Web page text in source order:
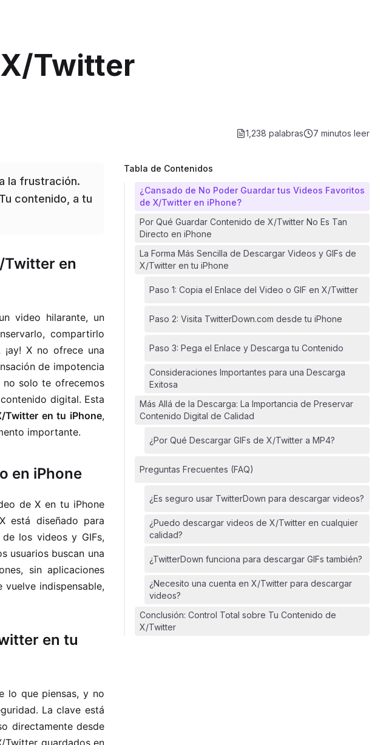
Twitter
1,238 palabras 7 minutos leer
la frustración.
contenido, a tu
Twitter en
video hilarante, un
compartirlo
X no ofrece una
de impotencia
no solo te ofrecemos
digital. Esta
Twitter en tu iPhone,
importante.
en iPhone
de X en tu iPhone
está diseñado para
los videos y GIFs,
usuarios buscan una
sin aplicaciones
vuelve indispensable,
en tu
lo que piensas, y no
La clave está
directamente desde
Twitter guardados en
Tabla de Contenidos
¿Cansado de No Poder Guardar tus Videos Favoritos
de X/Twitter en iPhone?
Por Qué Guardar Contenido de X/Twitter No Es Tan
Directo en iPhone
La Forma Más Sencilla de Descargar Videos y GIFs de
X/Twitter en tu iPhone
Paso 1: Copia el Enlace del Video o GIF en X/Twitter
Paso 2: Visita TwitterDown.com desde tu iPhone
Paso 3: Pega el Enlace y Descarga tu Contenido
Consideraciones Importantes para una Descarga
Exitosa
Más Allá de la Descarga: La Importancia de Preservar
Contenido Digital de Calidad
¿Por Qué Descargar GIFs de X/Twitter a MP4?
Preguntas Frecuentes (FAQ)
¿Es seguro usar TwitterDown para descargar videos?
¿Puedo descargar videos de X/Twitter en cualquier
calidad?
¿TwitterDown funciona para descargar GIFs también?
¿Necesito una cuenta en X/Twitter para descargar
videos?
Conclusión: Control Total sobre Tu Contenido de
X/Twitter